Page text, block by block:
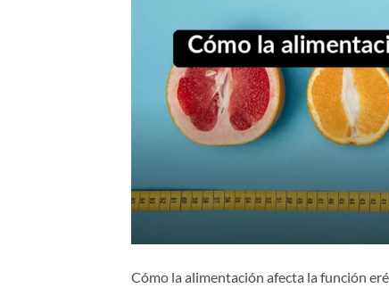
Cómo la alimentación afecta la función